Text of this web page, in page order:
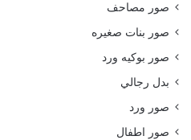
صور مصاحف
صور بنات صغيره
صور بوكيه ورد
بدل رجالي
صور ورد
صور اطفال